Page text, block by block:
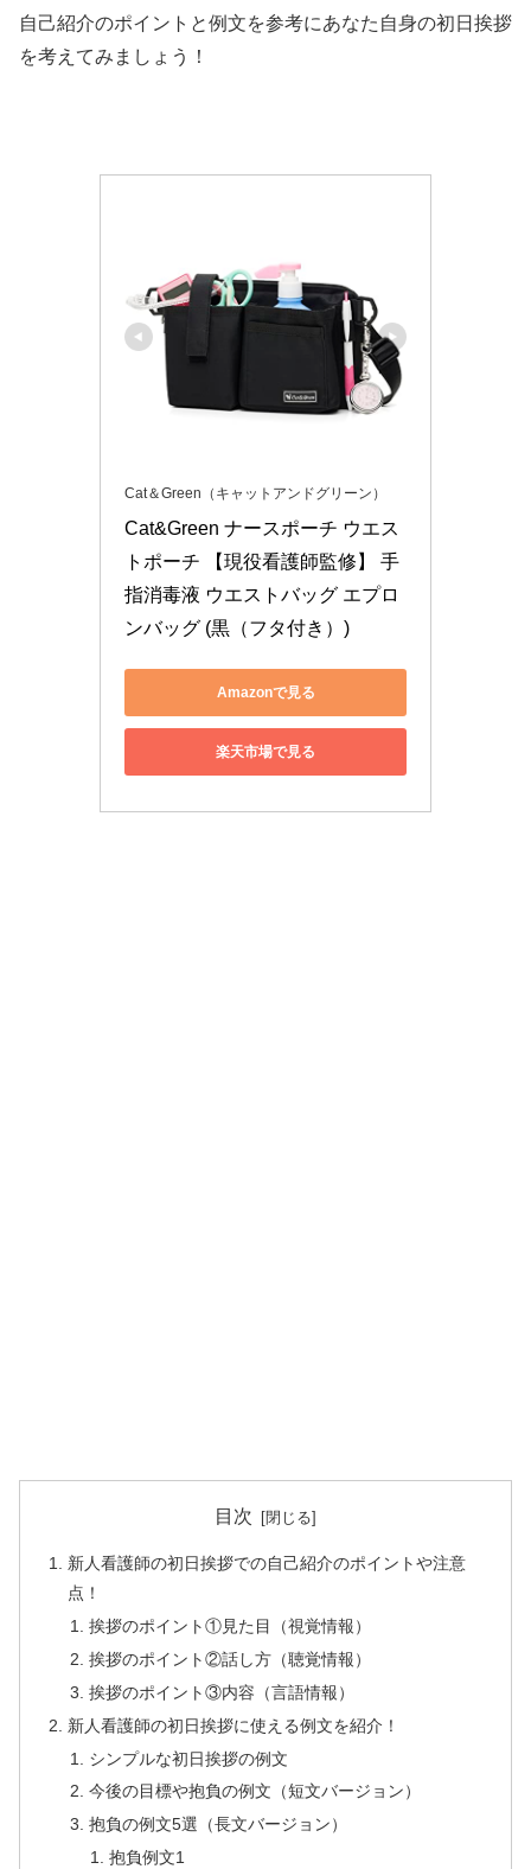
自己紹介のポイントと例文を参考にあなた自身の初日挨拶
を考えてみましょう！
Cat＆Green（キャットアンドグリーン）
Cat&Green ナースポーチ ウエス
トポーチ 【現役看護師監修】 手
指消毒液 ウエストバッグ エプロ
ンバッグ (黒（フタ付き）)
Amazonで見る
楽天市場で見る
目次
新人看護師の初日挨拶での自己紹介のポイントや注意
点！
挨拶のポイント①見た目（視覚情報）
挨拶のポイント②話し方（聴覚情報）
挨拶のポイント③内容（言語情報）
新人看護師の初日挨拶に使える例文を紹介！
シンプルな初日挨拶の例文
今後の目標や抱負の例文（短文バージョン）
抱負の例文5選（長文バージョン）
抱負例文1